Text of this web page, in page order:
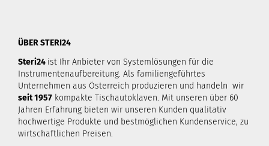
ÜBER STERI24
Steri24 ist Ihr Anbieter von Systemlösungen für die
Instrumentenaufbereitung. Als familiengeführtes
Unternehmen aus Österreich produzieren und handeln wir
seit 1957 kompakte Tischautoklaven. Mit unseren über 60
Jahren Erfahrung bieten wir unseren Kunden qualitativ
hochwertige Produkte und bestmöglichen Kundenservice, zu
wirtschaftlichen Preisen.